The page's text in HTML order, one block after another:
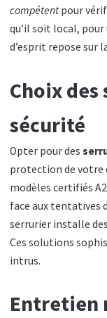
compétentpour
qu’il soit local,
d’esprit repose sur
Choix
sécurité
Opter pour des
protection de votre
modèles certifiés
face aux tentatives
serrurier installe
Ces solutions
intrus.
Entretien